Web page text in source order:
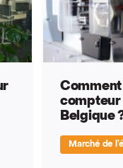
compteur
Belgique
Marché de